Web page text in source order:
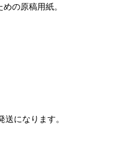
の原稿用紙。
になります。